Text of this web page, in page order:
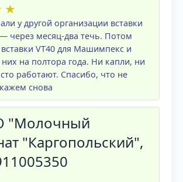
★
у другой организации вставки
через месяц-два течь. Потом
VT40 для Машимпекс и
на полтора года. Ни капли, ни
работают. Спасибо, что не
снова
"Молочный
"Каргопольский",